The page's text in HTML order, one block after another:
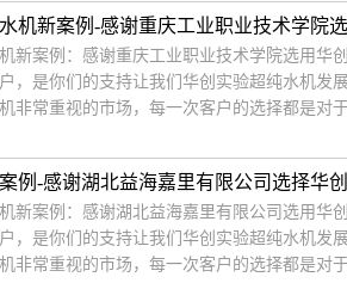
机新案例-感谢重庆工业职业技术学院
新案例：感谢重庆工业职业技术学院选用华
，是你们的支持让我们华创实验超纯水机发
非常重视的市场，每一次客户的选择都是对
例-感谢湖北益海嘉里有限公司选择华创
新案例：感谢湖北益海嘉里有限公司选用华
，是你们的支持让我们华创实验超纯水机发
非常重视的市场，每一次客户的选择都是对